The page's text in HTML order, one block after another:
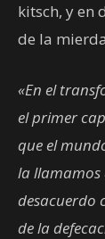
kitsch, y en
de la
«En el
el primer
que el
la llamamos
desacuerdo
de la